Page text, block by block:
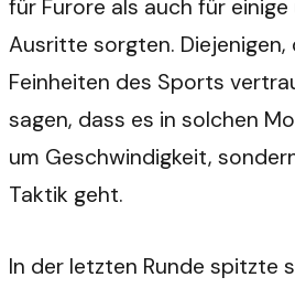
für Furore als auch für einige
Ausritte sorgten. Diejenigen,
Feinheiten des Sports
sagen, dass es in solchen
um Geschwindigkeit,
Taktik geht.
In der letzten Runde spitzte